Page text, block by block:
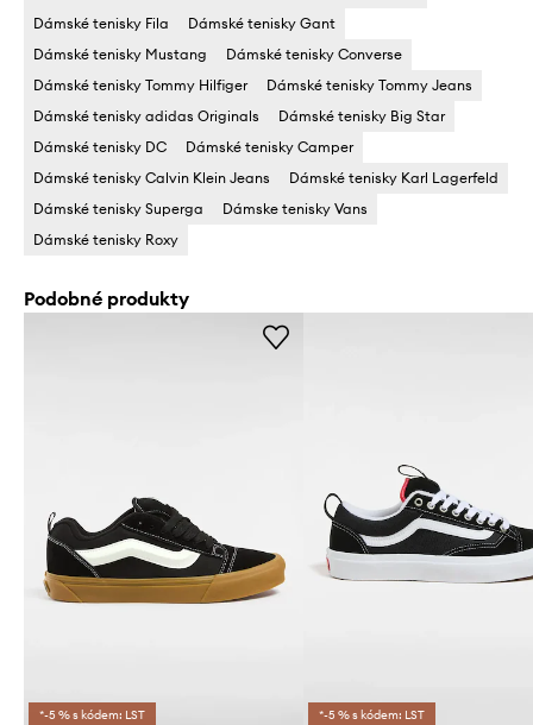
Dámské tenisky Fila
Dámské tenisky Gant
Dámské tenisky Mustang
Dámské tenisky Converse
Dámské tenisky Tommy Hilfiger
Dámské tenisky Tommy Jeans
Dámské tenisky adidas Originals
Dámské tenisky Big Star
Dámské tenisky DC
Dámské tenisky Camper
Dámské tenisky Calvin Klein Jeans
Dámské tenisky Karl Lagerfeld
Dámské tenisky Superga
Dámske tenisky Vans
Dámské tenisky Roxy
Podobné produkty
*-5 % s kódem: LST *-5 % s kódem: LST